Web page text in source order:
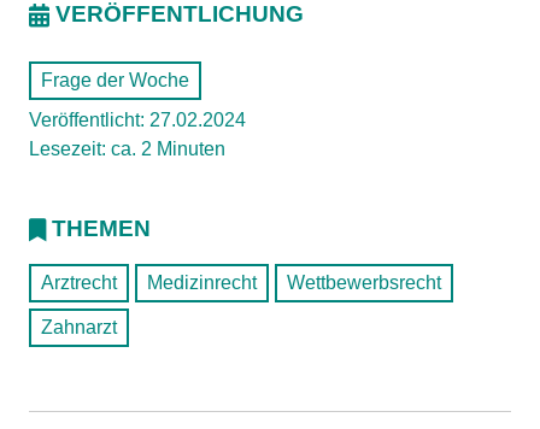
VERÖFFENTLICHUNG
Frage der Woche
Veröffentlicht: 27.02.2024
Lesezeit: ca. 2 Minuten
THEMEN
Arztrecht Medizinrecht Wettbewerbsrecht
Zahnarzt